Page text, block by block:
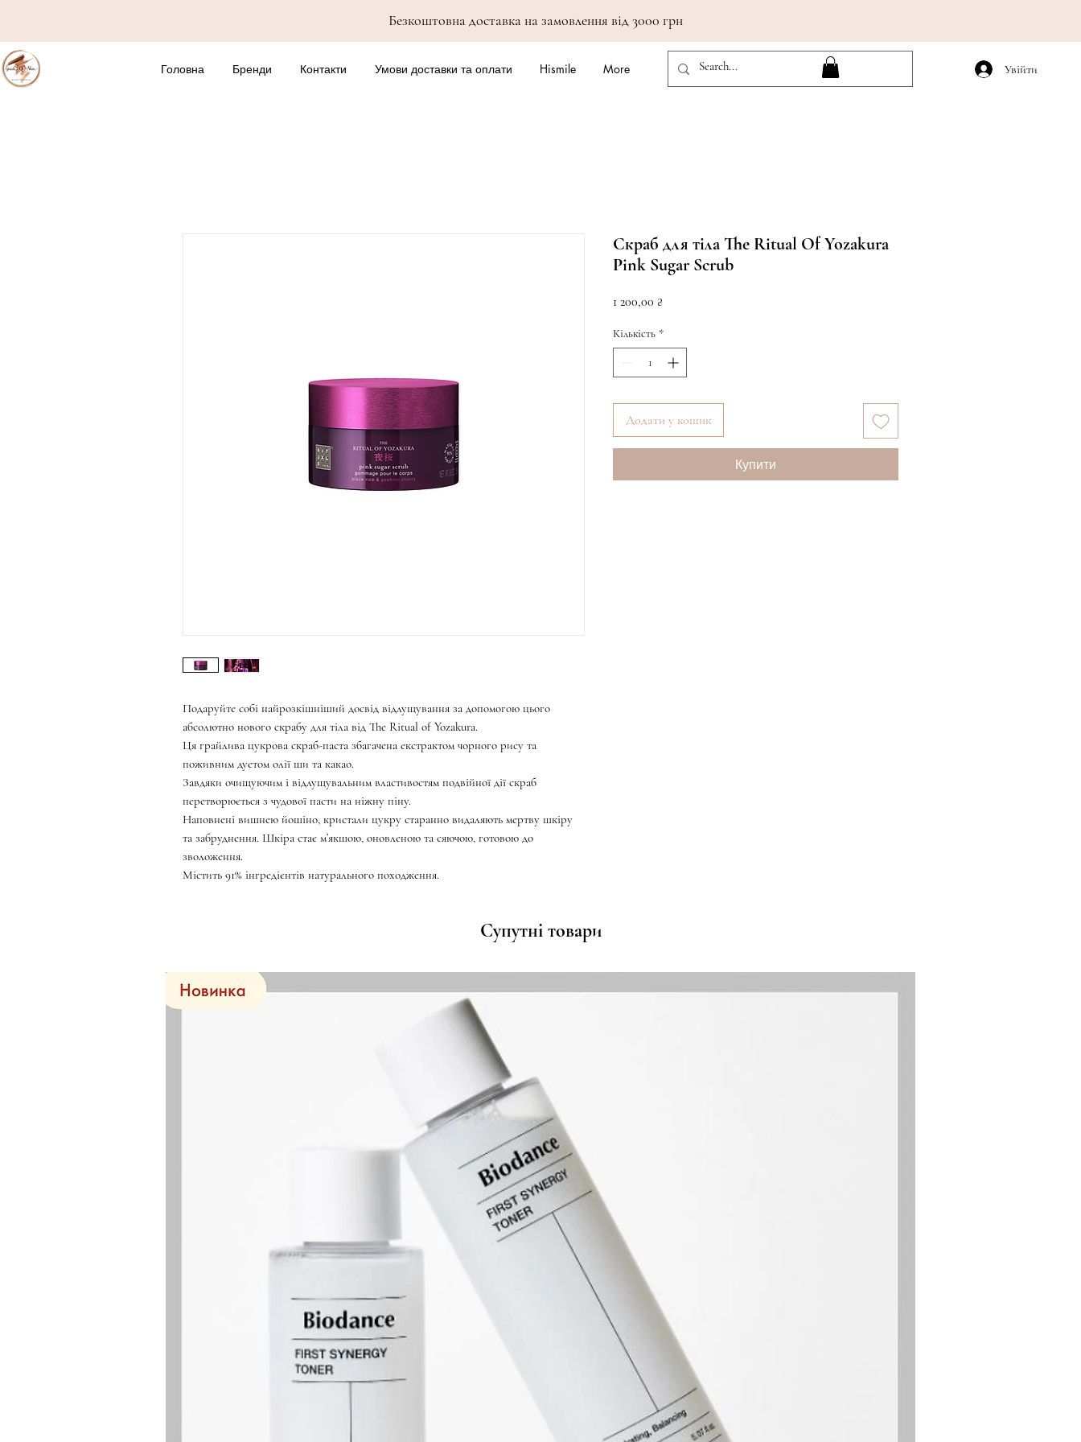
Безкоштовна доставка на замовлення від 3000 грн
Головна Бренди Контакти Умови доставки та оплати Hismile More Увійти
Супутні товари
Подаруйте собі найрозкішніший досвід відлущування за допомогою цього
абсолютно нового скрабу для тіла від The ​​Ritual of Yozakura.
Ця грайлива цукрова скраб-паста збагачена екстрактом чорного рису та
поживним дуетом олії ши та какао.
Завдяки очищуючим і відлущувальним властивостям подвійної дії скраб
перетворюється з чудової пасти на ніжну піну.
Наповнені вишнею йошіно, кристали цукру старанно видаляють мертву шкіру
та забруднення. Шкіра стає м’якшою, оновленою та сяючою, готовою до
зволоження.
Містить 91% інгредієнтів натурального походження.
Скраб для тіла The Ritual Of Yozakura
Pink Sugar Scrub
1 200,00 ₴
Кількість *
Додати у кошик
Купити